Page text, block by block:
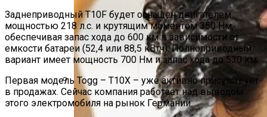
Способы Выпуска Современных
Сэндвич-Панелей
Заднеприводный T10F будет оснащен двигателем
мощностью 218 л.с. и крутящим моментом 350 Нм,
обеспечивая запас хода до 600 км в зависимости от
емкости батареи (52,4 или 88,5 кВтч). Полноприводный
вариант имеет мощность 700 Нм и запас хода до 530 км.
Первая модель Togg – T10X – уже активно присутствует
в продажах. Сейчас компания работает над выводом
этого электромобиля на рынок Германии.